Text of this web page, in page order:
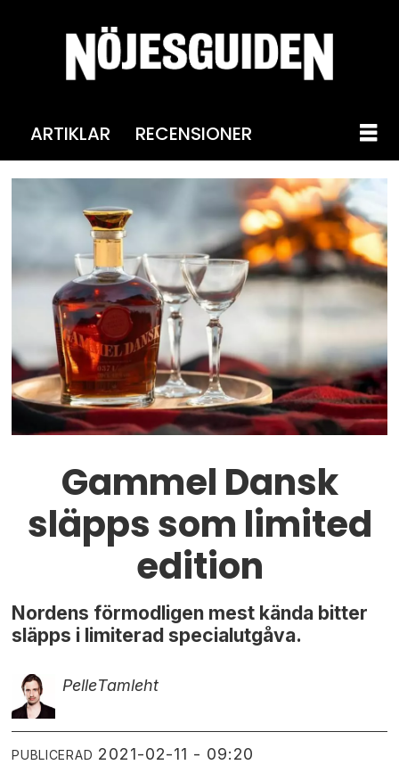
ARTIKLAR RECENSIONER
Gammel Dansk
släpps som limited
edition
Nordens förmodligen mest kända bitter
släpps i limiterad specialutgåva.
PelleTamleht
PUBLICERAD 2021-02-11 - 09:20